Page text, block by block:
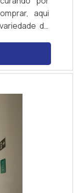
aqui
de
adesivos
melhor se
Compre